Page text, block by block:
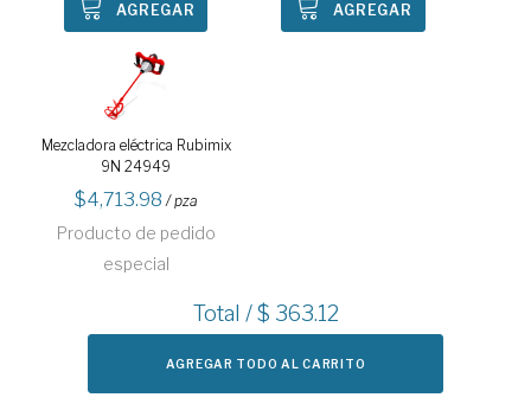
AGREGAR AGREGAR
Mezcladora eléctrica Rubimix
9N 24949
4,713.98 / pza
Producto de pedido
especial
Total / $ 363.12
AGREGAR TODO AL CARRITO